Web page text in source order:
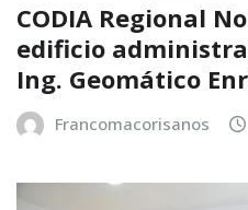
CODIA Regional
edificio
Ing. Geomático
Francomacorisanos